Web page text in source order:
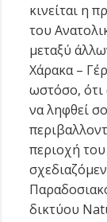
κινείται η
του
μεταξύ
Χάρακα –
ωστόσο, ότι
να ληφθεί
περιοχή του
δικτύου